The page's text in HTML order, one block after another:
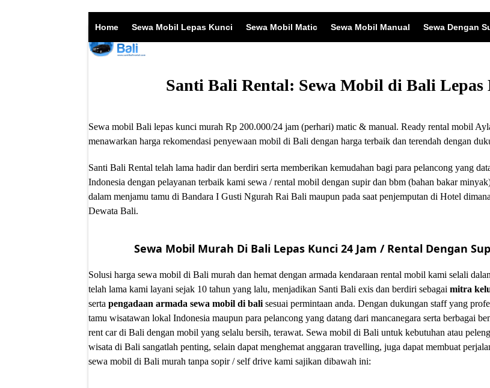
Home Sewa Mobil Lepas Kunci Sewa Mobil Matic Sewa Mobil Manual Sewa Dengan
Santi Bali Rental: Sewa Mobil di Bali
Sewa mobil Bali lepas kunci murah Rp 200.000/24 jam (perhari) matic & manual. Ready rental mobil
menawarkan harga rekomendasi penyewaan mobil di Bali dengan harga terbaik dan terendah dengan
Santi Bali Rental telah lama hadir dan berdiri serta memberikan kemudahan bagi para pelancong yang
Indonesia dengan pelayanan terbaik kami sewa / rental mobil dengan supir dan bbm (bahan bakar
dalam menjamu tamu di Bandara I Gusti Ngurah Rai Bali maupun pada saat penjemputan di Hotel
Dewata Bali.
Sewa Mobil Murah Di Bali Lepas Kunci 24 Jam / Rental Dengan
Solusi harga sewa mobil di Bali murah dan hemat dengan armada kendaraan rental mobil kami selali
telah lama kami layani sejak 10 tahun yang lalu, menjadikan Santi Bali exis dan berdiri sebagai mitra
serta pengadaan armada sewa mobil di bali sesuai permintaan anda. Dengan dukungan staff yang
tamu wisatawan lokal Indonesia maupun para pelancong yang datang dari mancanegara serta berbagai
rent car di Bali dengan mobil yang selalu bersih, terawat. Sewa mobil di Bali untuk kebutuhan atau
wisata di Bali sangatlah penting, selain dapat menghemat anggaran travelling, juga dapat membuat
sewa mobil di Bali murah tanpa sopir/ self drive kami sajikan dibawah ini: